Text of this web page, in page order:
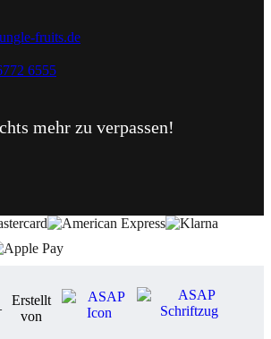
fruits.de
6555
mehr zu verpassen!
Erstellt
von